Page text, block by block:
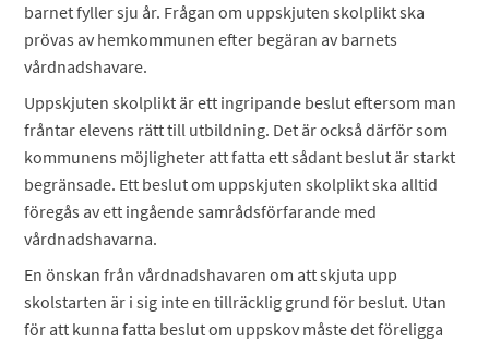
barnet fyller sju år. Frågan om uppskjuten skolplikt ska
prövas av hemkommunen efter begäran av barnets
vårdnadshavare.
Uppskjuten skolplikt är ett ingripande beslut eftersom man
fråntar elevens rätt till utbildning. Det är också därför som
kommunens möjligheter att fatta ett sådant beslut är starkt
begränsade. Ett beslut om uppskjuten skolplikt ska alltid
föregås av ett ingående samrådsförfarande med
vårdnadshavarna.
En önskan från vårdnadshavaren om att skjuta upp
skolstarten är i sig inte en tillräcklig grund för beslut. Utan
för att kunna fatta beslut om uppskov måste det föreligga